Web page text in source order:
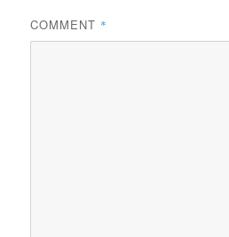
COMMENT *